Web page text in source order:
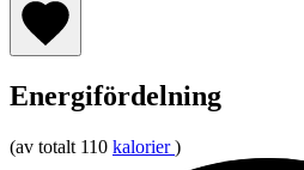
Energifördelning
(av totalt 110 kalorier )